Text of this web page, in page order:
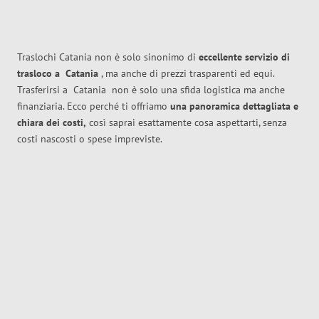
Traslochi Catania non è solo sinonimo di eccellente servizio di
trasloco a Catania , ma anche di prezzi trasparenti ed equi.
Trasferirsi a Catania non è solo una sfida logistica ma anche
finanziaria. Ecco perché ti offriamo una panoramica dettagliata e
chiara dei costi, così saprai esattamente cosa aspettarti, senza
costi nascosti o spese impreviste.